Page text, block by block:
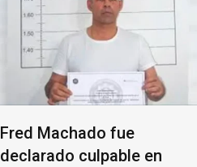
Fred Machado fue
declarado culpable en